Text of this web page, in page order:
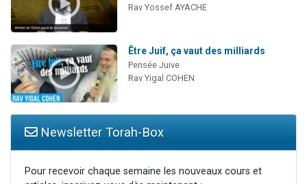
Rav Yossef AYACHE
Être Juif, ça vaut des milliards
Pensée Juive
Rav Yigal COHEN
Newsletter Torah-Box
Pour recevoir chaque semaine les nouveaux cours et